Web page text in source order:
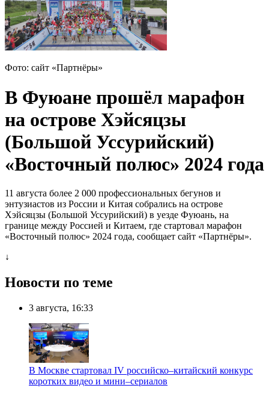
Фото: сайт «Партнёры»
В Фуюане прошёл марафон
на острове Хэйсяцзы
(Большой Уссурийский)
«Восточный полюс» 2024 года
11 августа более 2 000 профессиональных бегунов и
энтузиастов из России и Китая собрались на острове
Хэйсяцзы (Большой Уссурийский) в уезде Фуюань, на
границе между Россией и Китаем, где стартовал марафон
«Восточный полюс» 2024 года, сообщает сайт «Партнёры».
↓
Новости по теме
3 августа, 16:33
В Москве стартовал IV российско–китайский конкурс
коротких видео и мини–сериалов